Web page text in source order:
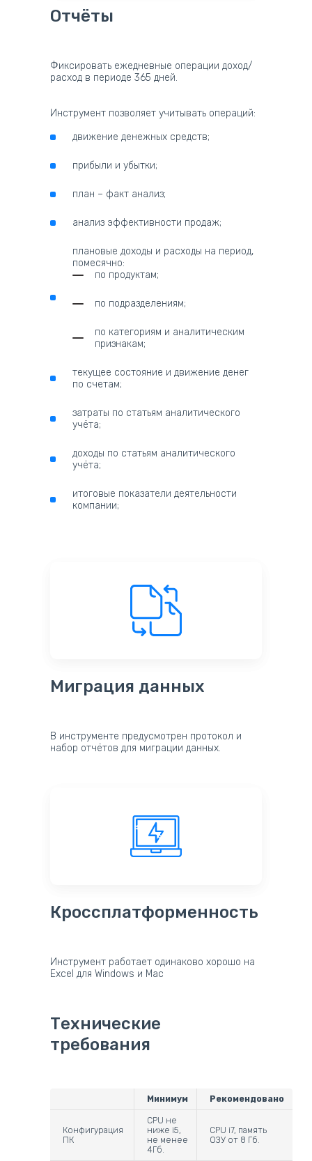
Отчёты
Фиксировать ежедневные операции доход/
расход в периоде 365 дней.
Инструмент позволяет учитывать операций:
движение денежных средств;
прибыли и убытки;
план – факт анализ;
анализ эффективности продаж;
плановые доходы и расходы на период,
помесячно:
по продуктам;
по подразделениям;
по категориям и аналитическим
признакам;
текущее состояние и движение денег
по счетам;
затраты по статьям аналитического
учёта;
доходы по статьям аналитического
учёта;
итоговые показатели деятельности
компании;
Миграция данных
В инструменте предусмотрен протокол и
набор отчётов для миграции данных.
Кроссплатформенность
Инструмент работает одинаково хорошо на
Excel для Windows и Mac
Технические
требования
Минимум Рекомендовано
Конфигурация
ПК
CPU не
ниже i5,
не менее
4Гб.
CPU i7, память
ОЗУ от 8 Гб.